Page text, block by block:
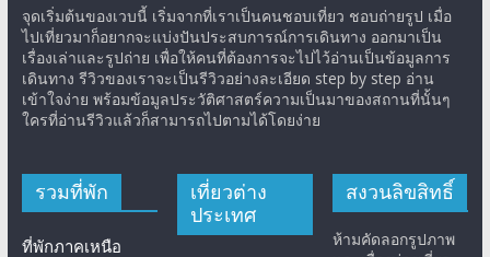
จุดเริ่มต้นของเวบนี้ เริ่มจากที่เราเป็นคนชอบเที่ยว ชอบถ่ายรูป เมื่อ
ไปเที่ยวมาก็อยากจะแบ่งปันประสบการณ์การเดินทาง ออกมาเป็น
เรื่องเล่าและรูปถ่าย เพื่อให้คนที่ต้องการจะไปไว้อ่านเป็นข้อมูลการ
เดินทาง รีวิวของเราจะเป็นรีวิวอย่างละเอียด step by step อ่าน
เข้าใจง่าย พร้อมข้อมูลประวัติศาสตร์ความเป็นมาของสถานที่นั้นๆ
ใครที่อ่านรีวิวแล้วก็สามารถไปตามได้โดยง่าย
รวมที่พัก
ที่พักภาคเหนือ
เที่ยวต่าง
ประเทศ
สงวนลิขสิทธิ์
ห้ามคัดลอกรูปภาพ